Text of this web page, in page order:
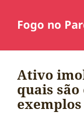
Fogo no
Ativo
quais são
exemplos